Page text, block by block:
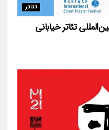
تئاتر
تئاتر خیابانی